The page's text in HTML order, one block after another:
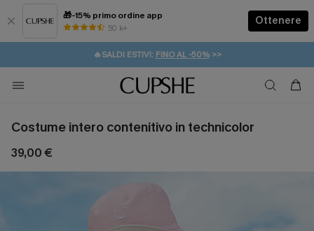
🎁-15% primo ordine app
50 k+
Ottenere
⚡️-15% SUGLI ESSENZIALI DA VACANZA | ACQUISTA
🔥SALDI ESTIVI: FINO AL -50%>>
🚚SPEDIZIONE GRATUITA DA 49€
💌REGALO PER I NUOVI: 20% DI SCONTO*
Costume intero contenitivo in technicolor
39,00 €